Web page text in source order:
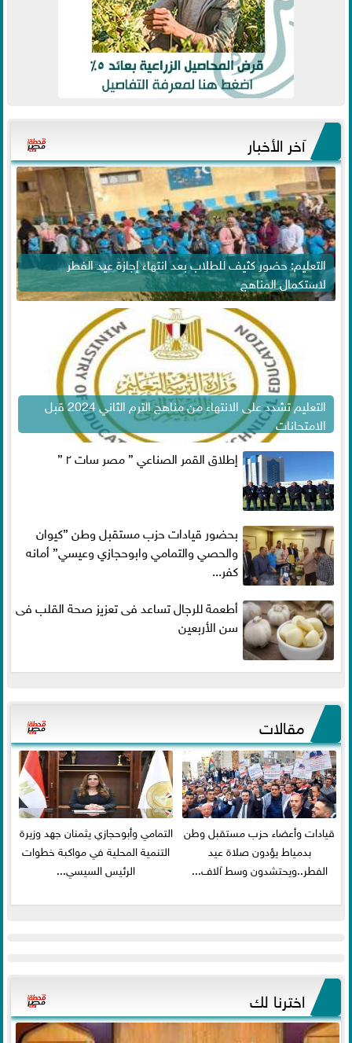
آخر الأخبار
التعليم: حضور كثيف للطلاب بعد انتهاء إجازة عيد الفطر
لاستكمال المناهج
التعليم تشدد على الانتهاء من مناهج الترم الثاني 2024 قبل
الامتحانات
إطلاق القمر الصناعي ” مصر سات ٢ ”
بحضور قيادات حزب مستقبل وطن ”كيوان
والحصي والتمامي وابوحجازي وعيسي” أمانه
كفر...
أطعمة للرجال تساعد فى تعزيز صحة القلب فى
سن الأربعين
مقالات
قيادات وأعضاء حزب مستقبل وطن
بدمياط يؤدون صلاة عيد
الفطر..ويحتشدون وسط آلاف...
التمامي وأبوحجازي يثمنان جهد وزيرة
التنمية المحلية في مواكبة خطوات
الرئيس السيسي...
اخترنا لك